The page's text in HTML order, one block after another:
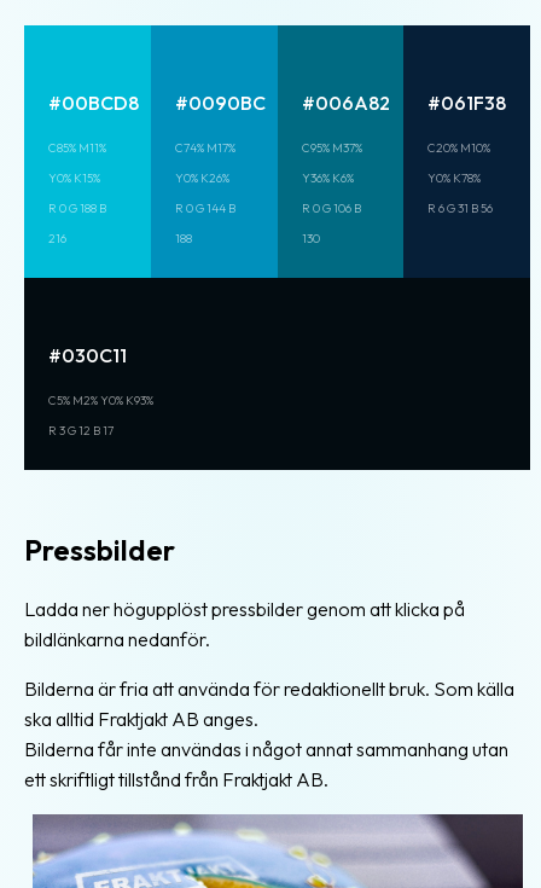
#00BCD8
C85% M11%
Y0% K15%
R 0 G 188 B
216
#0090BC
C74% M17%
Y0% K26%
R 0 G 144 B
188
#006A82
C95% M37%
Y36% K6%
R 0 G 106 B
130
#061F38
C20% M10%
Y0% K78%
R 6 G 31 B 56
#030C11
C5% M2% Y0% K93%
R 3 G 12 B 17
Pressbilder
Ladda ner högupplöst pressbilder genom att klicka på
bildlänkarna nedanför.
Bilderna är fria att använda för redaktionellt bruk. Som källa
ska alltid Fraktjakt AB anges.
Bilderna får inte användas i något annat sammanhang utan
ett skriftligt tillstånd från Fraktjakt AB.